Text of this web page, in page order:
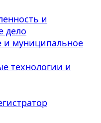
и
дело
и муниципальное
технологии и